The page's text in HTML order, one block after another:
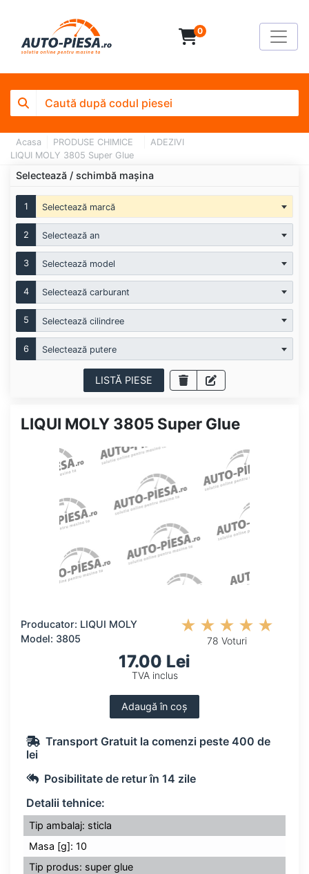
0
Acasa PRODUSE CHIMICE
ADEZIVI
LIQUI MOLY 3805 Super Glue
Selectează / schimbă mașina
1 Selectează marcă
2 Selectează an
3 Selectează model
4 Selectează carburant
5 Selectează cilindree
6 Selectează putere
LISTĂ PIESE
LIQUI MOLY 3805 Super Glue
Producator: LIQUI MOLY
Model: 3805
78 Voturi
17.00 Lei
TVA inclus
Adaugă în coș
Transport Gratuit la comenzi peste 400 de
lei
Posibilitate de retur în 14 zile
Detalii tehnice:
Tip ambalaj: sticla
Masa [g]: 10
Tip produs: super glue